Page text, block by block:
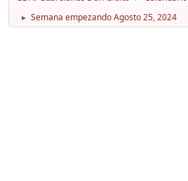
► Semana empezando Agosto 25, 2024